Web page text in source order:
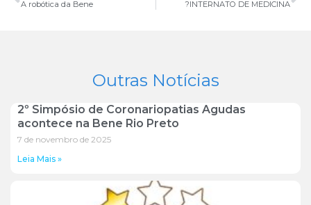
A robótica da Bene ?INTERNATO DE MEDICINA
Outras Notícias
2º Simpósio de Coronariopatias Agudas
acontece na Bene Rio Preto
7 de novembro de 2025
Leia Mais »